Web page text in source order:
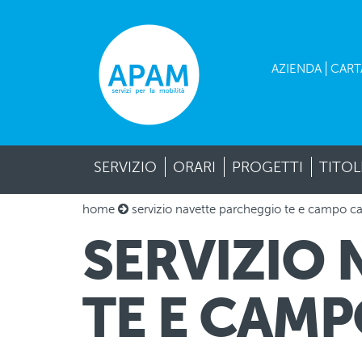
secondarioAZIENDA
SERVIZIO ORARI PROGETTI
home servizio navette parcheggio te e campo
SERVIZIO
TE E